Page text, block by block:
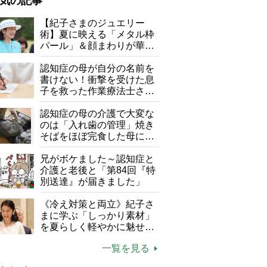
母になつきません
の遠距離介護サバイバル術
ボケました
便利なサービス
【紀子さまのジュエリー
術】夏に映える「メタル枠
パール」＆顔まわりが華や
ぐ「揺れる一粒」の使い分
け方
認知症の母が自分の名前を
書けない！衝撃を受けた息
子を救った作業療法士さん
の言葉
認知症の母の介護で大変な
のは「入れ歯の管理」焼き
そばをほぼ完食した母に息
子が血の気が引いた理由
兄がボケました～認知症と
介護と老後と「第84回『特
別送達』が届きました」
《冷え対策と両立》紀子さ
まに学ぶ「しっかり素材」
を夏らしく軽やかに魅せる
一覧を見る